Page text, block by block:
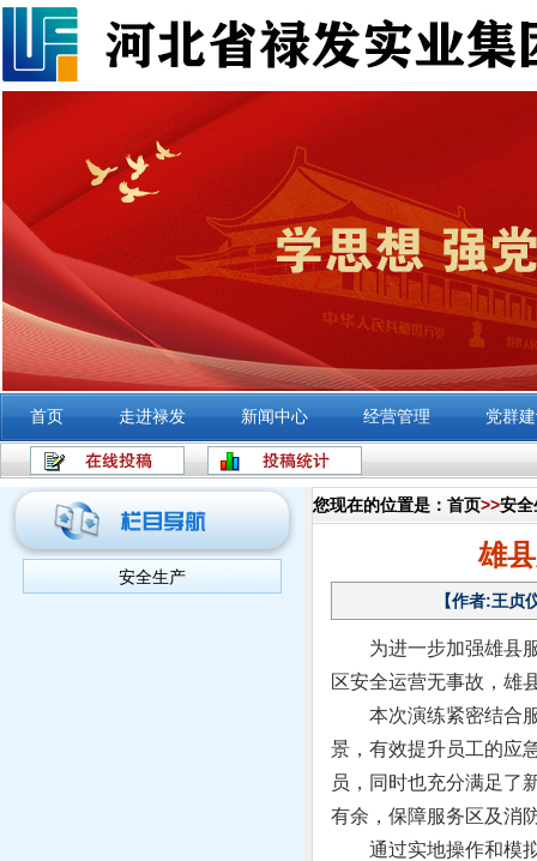
首页 走进禄发 新闻中心 经营管理 党群
安全生产
您现在的位置是： 首页>>安全
雄
【作者:王
为进一步加强雄县
区安全运营无事故，雄
本次演练紧密结合
景，有效提升员工的应
员，同时也充分满足了
有余，保障服务区及消
通过实地操作和模